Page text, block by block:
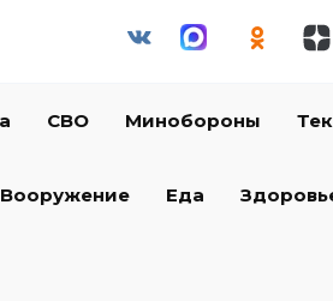
СВО Минобороны
Вооружение Еда